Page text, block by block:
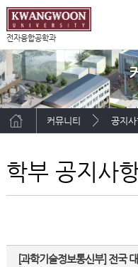
전자융합공학과
커뮤니티 공지
학부 공지사
[과학기술정보통신부] 전국